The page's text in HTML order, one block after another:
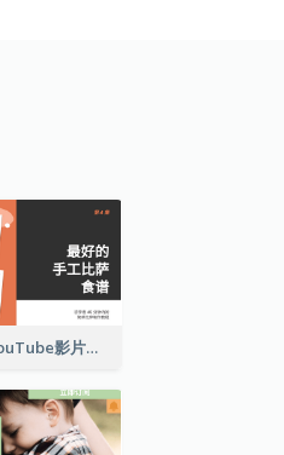
手工披萨食谱YouTube影片缩图